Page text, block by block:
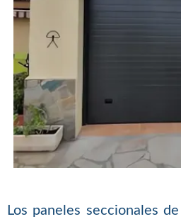
Los paneles seccionales